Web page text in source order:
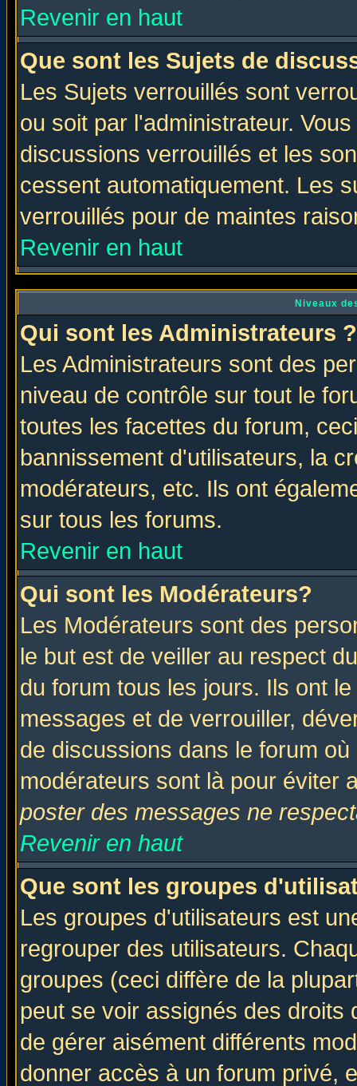
Revenir en haut
Que sont les Sujets de
Les Sujets verrouillés sont
ou soit par l'administrateur.
discussions verrouillés et les
cessent automatiquement. Les
verrouillés pour de maintes
Revenir en haut
Niveaux
Qui sont les Administrateurs ?
Les Administrateurs sont des
niveau de contrôle sur tout le
toutes les facettes du forum,
bannissement d'utilisateurs, la
modérateurs, etc. Ils ont
sur tous les forums.
Revenir en haut
Qui sont les Modérateurs?
Les Modérateurs sont des
le but est de veiller au respect
du forum tous les jours. Ils ont
messages et de verrouiller,
de discussions dans le forum
modérateurs sont là pour éviter
poster des messages ne
Revenir en haut
Que sont les groupes
Les groupes d'utilisateurs est
regrouper des utilisateurs.
groupes (ceci diffère de la
peut se voir assignés des
de gérer aisément différents
donner accès à un forum privé,